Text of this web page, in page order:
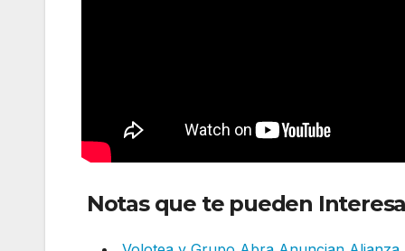
Notas que te pueden